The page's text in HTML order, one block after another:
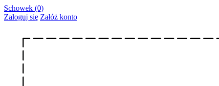
Schowek (0)
Zaloguj się Załóż konto